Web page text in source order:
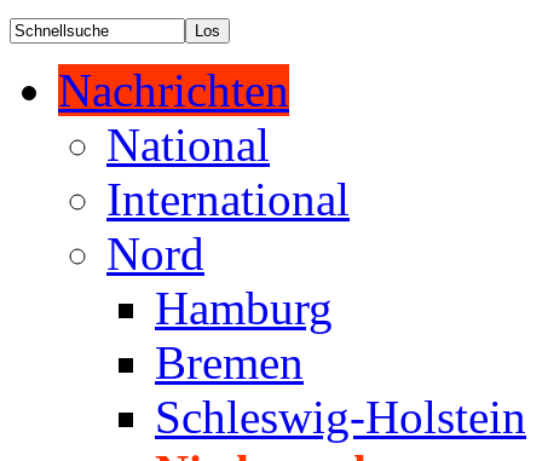
Nachrichten
National
International
Nord
Hamburg
Bremen
Schleswig-Holstein